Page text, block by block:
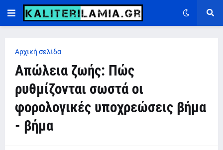
Αρχική σελίδα
Απώλεια ζωής: Πώς
ρυθμίζονται σωστά οι
φορολογικές υποχρεώσεις βήμα
- βήμα